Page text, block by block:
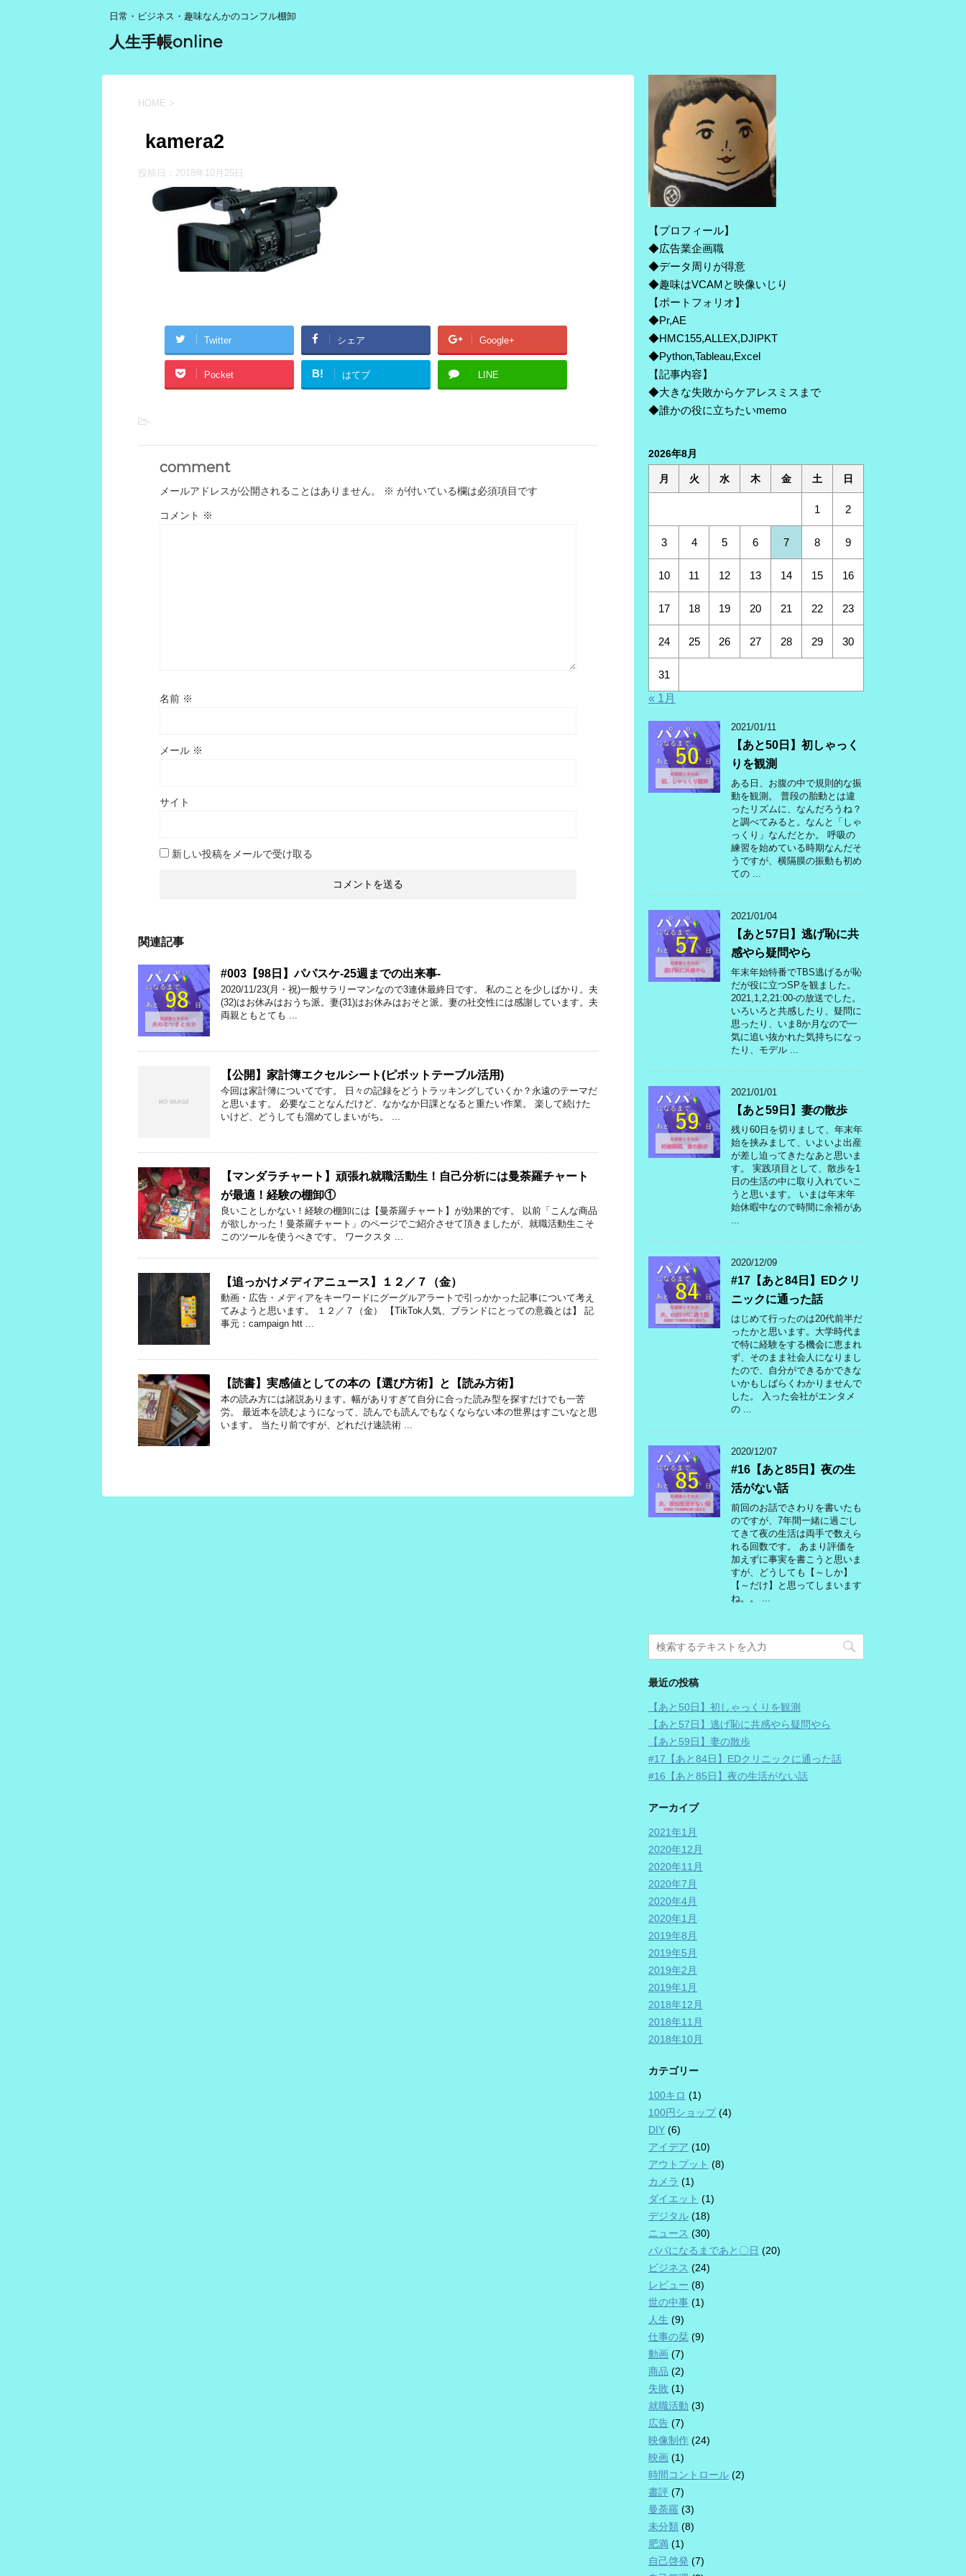
日常・ビジネス・趣味なんかのコンフル棚卸
人生手帳online
HOME >
kamera2
投稿日： 2018年10月25日
Twitter シェア Google+
Pocket B! はてブ LINE
-
comment
メールアドレスが公開されることはありません。 ※ が付いている欄は必須項目です
コメント ※
名前 ※
メール ※
サイト
新しい投稿をメールで受け取る
関連記事
#003【98日】パパスケ-25週までの出来事-
2020/11/23(月・祝)一般サラリーマンなので3連休最終日です。 私のことを少しばかり。夫
(32)はお休みはおうち派。妻(31)はお休みはおそと派。妻の社交性には感謝しています。夫
両親ともとても ...
【公開】家計簿エクセルシート(ピボットテーブル活用)
今回は家計簿についてです。 日々の記録をどうトラッキングしていくか？永遠のテーマだ
と思います。 必要なことなんだけど、なかなか日課となると重たい作業。 楽して続けた
いけど、どうしても溜めてしまいがち。 ...
【マンダラチャート】頑張れ就職活動生！自己分析には曼荼羅チャート
が最適！経験の棚卸①
良いことしかない！経験の棚卸には【曼荼羅チャート】が効果的です。 以前「こんな商品
が欲しかった！曼荼羅チャート」のページでご紹介させて頂きましたが、就職活動生こそ
このツールを使うべきです。 ワークスタ ...
【追っかけメディアニュース】１２／７（金）
動画・広告・メディアをキーワードにグーグルアラートで引っかかった記事について考え
てみようと思います。 １２／７（金） 【TikTok人気、ブランドにとっての意義とは】 記
事元：campaign htt ...
【読書】実感値としての本の【選び方術】と【読み方術】
本の読み方には諸説あります。幅がありすぎて自分に合った読み型を探すだけでも一苦
労。 最近本を読むようになって、読んでも読んでもなくならない本の世界はすごいなと思
います。 当たり前ですが、どれだけ速読術 ...
【プロフィール】
◆広告業企画職
◆データ周りが得意
◆趣味はVCAMと映像いじり
【ポートフォリオ】
◆Pr,AE
◆HMC155,ALLEX,DJIPKT
◆Python,Tableau,Excel
【記事内容】
◆大きな失敗からケアレスミスまで
◆誰かの役に立ちたいmemo
2026年8月
月 火 水 木 金 土 日
1 2
3 4 5 6 7 8 9
10 11 12 13 14 15 16
17 18 19 20 21 22 23
24 25 26 27 28 29 30
31
« 1月
2021/01/11
【あと50日】初しゃっく
りを観測
ある日、お腹の中で規則的な振
動を観測。 普段の胎動とは違
ったリズムに、なんだろうね？
と調べてみると。なんと「しゃ
っくり」なんだとか。 呼吸の
練習を始めている時期なんだそ
うですが、横隔膜の振動も初め
ての ...
2021/01/04
【あと57日】逃げ恥に共
感やら疑問やら
年末年始特番でTBS逃げるが恥
だが役に立つSPを観ました。
2021,1,2,21:00-の放送でした。
いろいろと共感したり、疑問に
思ったり、いま8か月なので一
気に追い抜かれた気持ちになっ
たり、モデル ...
2021/01/01
【あと59日】妻の散歩
残り60日を切りまして、年末年
始を挟みまして、いよいよ出産
が差し迫ってきたなあと思いま
す。 実践項目として、散歩を1
日の生活の中に取り入れていこ
うと思います。 いまは年末年
始休暇中なので時間に余裕があ
...
2020/12/09
#17【あと84日】EDクリ
ニックに通った話
はじめて行ったのは20代前半だ
ったかと思います。大学時代ま
で特に経験をする機会に恵まれ
ず、そのまま社会人になりまし
たので、自分ができるかできな
いかもしばらくわかりませんで
した。 入った会社がエンタメ
の ...
2020/12/07
#16【あと85日】夜の生
活がない話
前回のお話でさわりを書いたも
のですが、7年間一緒に過ごし
てきて夜の生活は両手で数えら
れる回数です。 あまり評価を
加えずに事実を書こうと思いま
すが、どうしても【～しか】
【～だけ】と思ってしまいます
ね。。 ...
最近の投稿
【あと50日】初しゃっくりを観測
【あと57日】逃げ恥に共感やら疑問やら
【あと59日】妻の散歩
#17【あと84日】EDクリニックに通った話
#16【あと85日】夜の生活がない話
アーカイブ
2021年1月
2020年12月
2020年11月
2020年7月
2020年4月
2020年1月
2019年8月
2019年5月
2019年2月
2019年1月
2018年12月
2018年11月
2018年10月
カテゴリー
100キロ (1)
100円ショップ(4)
DIY (6)
アイデア (10)
アウトプット (8)
カメラ (1)
ダイエット (1)
デジタル (18)
ニュース (30)
パパになるまであと〇日 (20)
ビジネス (24)
レビュー (8)
世の中事 (1)
人生 (9)
仕事の栞 (9)
動画 (7)
商品 (2)
失敗 (1)
就職活動 (3)
広告 (7)
映像制作 (24)
映画 (1)
時間コントロール (2)
書評 (7)
曼荼羅 (3)
未分類 (8)
肥満 (1)
自己啓発 (7)